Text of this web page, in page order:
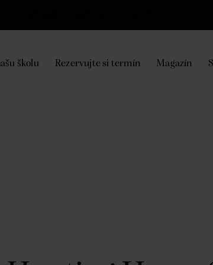
školu Rezervujte si termín Magazín